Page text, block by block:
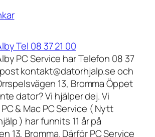
Tel 08 37 21 00
PC Service har Telefon 08 37
kontakt@datorhjalp.se och
13, Bromma Öppet
dator? Vi hjälper dej. Vi
& Mac PC Service ( Nytt
) har funnits 11 år på
13, Bromma. Därför PC Service